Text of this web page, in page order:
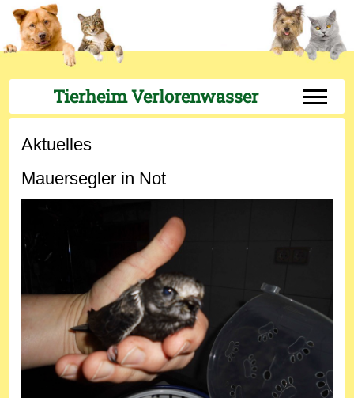
Tierheim Verlorenwasser Off-
Aktuelles
Mauersegler in Not